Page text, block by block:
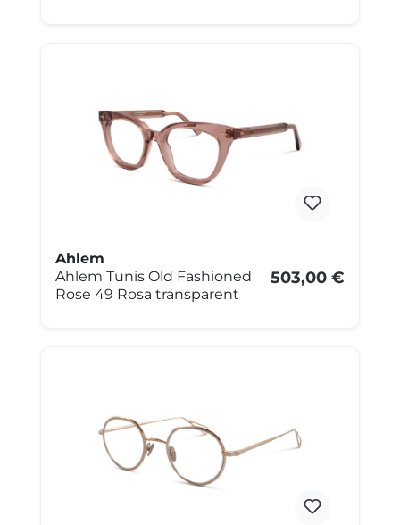
Ahlem
Ahlem Tunis Old Fashioned
Rose 49 Rosa transparent
503,00 €